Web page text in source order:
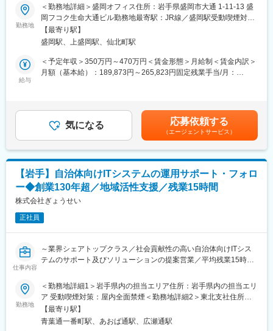
を100年分重ねて綴じると、それはひとつの物語になります。当
社は、1902年（明治35年）、岩手県宮古市で創業して以来、毎
日、この小さな町の物語を刷り続けてまいりました。「この町に
生きる人々のパートナーであり続けたい」。それぞれのお客さま
の時、その場で最適なサービスを提供するため、最新技術を積極
的に取り入れながらも、古き良き技術を守り続けています。
■募集背景：
楽天トラベル独自の施策と楽天エコシステムのクロスユースが功
を奏し、シェアを拡大しております。今後もインバウンドなどあ
らゆる面でより一層宿泊施設様とのリレーションを強化し、より
魅力的なOTAを目指していきたいと考えております。
・最新のマーケットトレンドの把握、理解
・宿泊施設様の現状把握（アクセス人数、予約率、予約単価、予
・広告プロモーション出稿による集客強化施策提案
・マーケティング部門・編成部門と連携したプロモーション企画
への参加促進提案
自社のWEBマーケティングのノウハウや数値分析からコンサルテ
ィング提案へのスタイルを実践的に身に付けた後、より地域活性
に貢献できるチーム作りにも貢献いただきます。またキャリアの
希望に応じて小規模チームなどのマネジメント業務にもチャレン
ジいただきます。
■事業について：
採用情報・事業紹介・事業長メッセージ等：
https://corp.rakuten.co.jp/careers/travel/
■正社員登用について：
勤務地
＜勤務地詳細＞盛岡オフィス住所：岩手県盛岡市大通 1-11-13 盛
岡フコク生命大通ビル勤務地最寄駅：JR線／盛岡駅受動喫煙対
策：屋内全面禁煙変更の範囲：会社の定める事業所（リモートワ
ーク含む）
【最寄り駅】
盛岡駅、上盛岡駅、仙北町駅
給与
＜予定年収＞350万円～470万円＜賃金形態＞月給制＜賃金内訳＞
月額（基本給）：189,873円～265,823円固定残業手当/月：
はあくまで想定であり、ご経験、スキルに応じ決定させて頂きま
す。■給与改定年2回■賞与年2回■決算賞与有賃金はあくまでも目
安の金額であり、選考を通じて上下する可能性があります。月給
(月額)は固定手当を含めた表記です。
気になる 応募依頼する
（エージェントサービス）
【岩手】自治体向けITシステムの運用サポート・フォロ
ー◆創業130年超／地域活性支援／残業15時間
株式会社ぎょうせい
正社員
仕事内容
～業界シェアトップクラス／社会貢献性の高い自治体向けITシス
テムのサポート及びソリューションの提案営業／平均残業15時間
社～
■職務内容：
当ポジションでは営業からプロダクトの保守・照会対応など顧客
のシステムサポートまで担当いただきます。パッケージソフトの
勤務地
＜勤務地詳細1＞岩手県内の担当エリア住所：岩手県内の担当エリ
ア 受動喫煙対策：屋内全面禁煙＜勤務地詳細2＞東北支社住所：
宮城県仙台市青葉区一番町一丁目2番25号 仙台NSビル6階勤務地
最寄駅：青葉通一番町駅受動喫煙対策：敷地内喫煙可能場所あり
【最寄り駅】
青葉通一番町駅、あおば通駅、広瀬通駅